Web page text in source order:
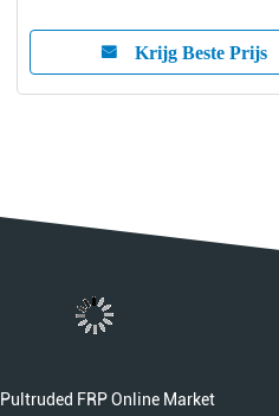
in
Krijg Beste Prijs
Pultruded FRP Online Market